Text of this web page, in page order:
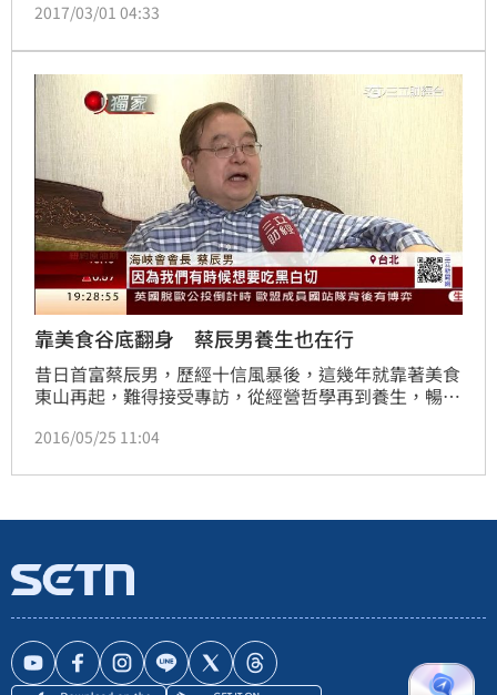
他吃了媽媽買回來的粉腸，吃到一半卻看到令人傻眼的
麼？」
2017/03/01 04:33
靠美食谷底翻身 蔡辰男養生也在行
昔日首富蔡辰男，歷經十信風暴後，這幾年就靠著美食
東山再起，難得接受專訪，從經營哲學再到養生，暢所
2016/05/25 11:04